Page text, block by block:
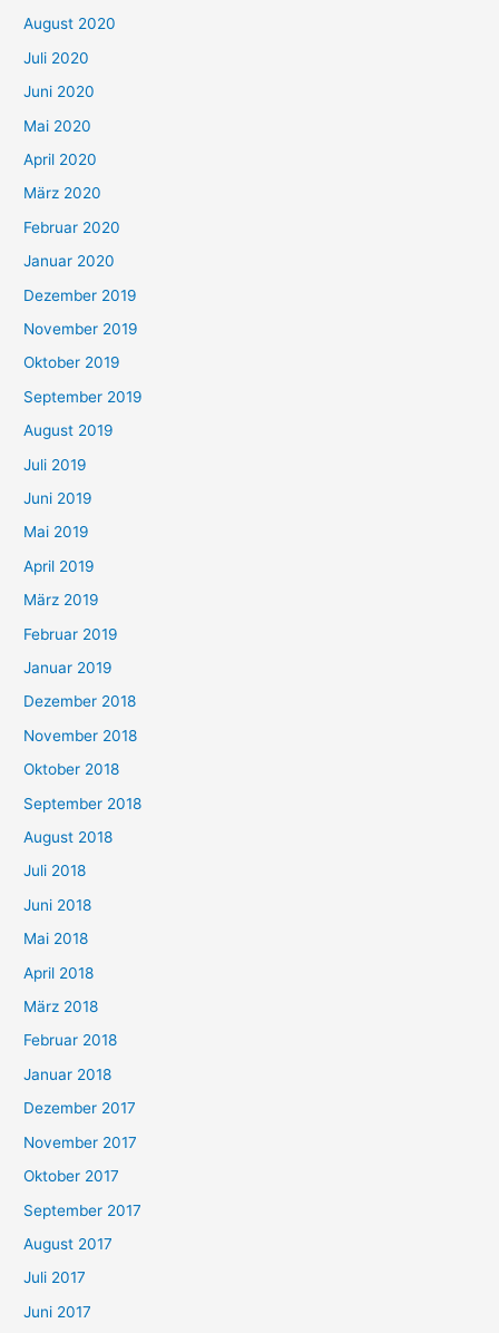
August 2020
Juli 2020
Juni 2020
Mai 2020
April 2020
März 2020
Februar 2020
Januar 2020
Dezember 2019
November 2019
Oktober 2019
September 2019
August 2019
Juli 2019
Juni 2019
Mai 2019
April 2019
März 2019
Februar 2019
Januar 2019
Dezember 2018
November 2018
Oktober 2018
September 2018
August 2018
Juli 2018
Juni 2018
Mai 2018
April 2018
März 2018
Februar 2018
Januar 2018
Dezember 2017
November 2017
Oktober 2017
September 2017
August 2017
Juli 2017
Juni 2017